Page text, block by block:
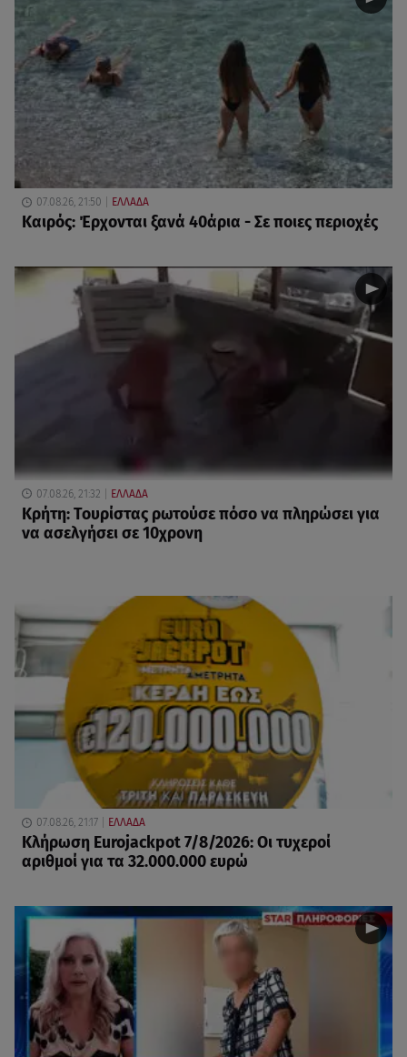
07.08.26, 21:50 ΕΛΛΑΔΑ
Καιρός: Έρχονται ξανά 40άρια - Σε ποιες περιοχές
07.08.26, 21:32 ΕΛΛΑΔΑ
Κρήτη: Τουρίστας ρωτούσε πόσο να πληρώσει για
να ασελγήσει σε 10χρονη
07.08.26, 21:17 ΕΛΛΑΔΑ
Κλήρωση Eurojackpot 7/8/2026: Οι τυχεροί
αριθμοί για τα 32.000.000 ευρώ